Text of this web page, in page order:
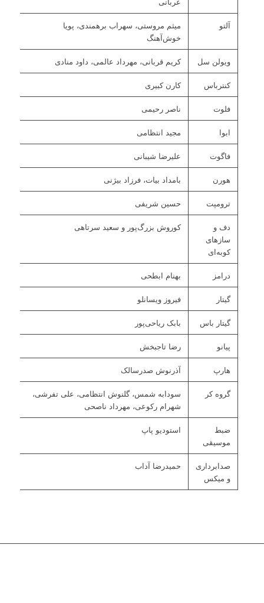
آلتو
میثم مروستی، سهراب برهمندی، پویا
خوش‌آهنگ
ویولن سل کریم قربانی، مهرداد عالمی، داود منادی
کنترباس کارن کبیری
فلوت ناصر رحیمی
ابوا مجید انتظامی
فاگوت علیرضا شیبانی
هورن بامداد بیات، فرزاد بیژنی
ترومپت حسین شریفی
دف و
سازهای
کوبه‌ای
کوروش بزرگ‌پور و سعید سرتاهی
درامز بهنام ابطحی
گیتار فیروز ویسانلو
گیتار باس بابک ریاحی‌پور
پیانو رضا تاجبخش
هارپ آذرنوش صدرسالک
گروه کر
سودابه شمس، گلنوش انتظامی، علی تفرشی،
شهرام رکوعی، مهرداد ناصحی
ضبط
موسیقی
استودیو پاپ
صدابرداری
و میکس
حمیدرضا آداب